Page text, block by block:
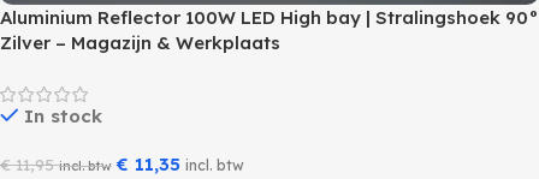
Aluminium Reflector 100W LED High bay | Stralingshoek 90°
Zilver – Magazijn & Werkplaats
In stock
€11,95 incl. btw € 11,35 incl. btw